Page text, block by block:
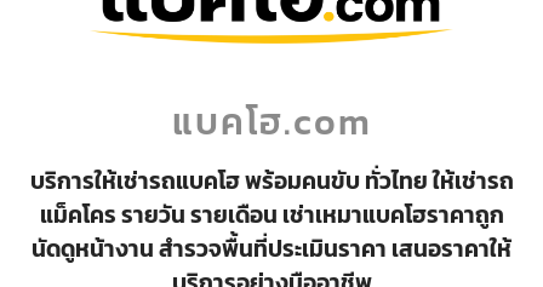
แบคโฮ.com
บริการให้เช่ารถแบคโฮ พร้อมคนขับ ทั่วไทย ให้เช่ารถ
แม็คโคร รายวัน รายเดือน เช่าเหมาแบคโฮราคาถูก
นัดดูหน้างาน สำรวจพื้นที่ประเมินราคา เสนอราคาให้